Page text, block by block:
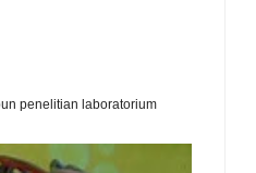
penelitian laboratorium